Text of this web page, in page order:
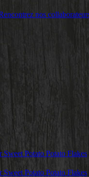
nos
Sweet Potato Potato Flakes
Sweet Potato Potato Flakes